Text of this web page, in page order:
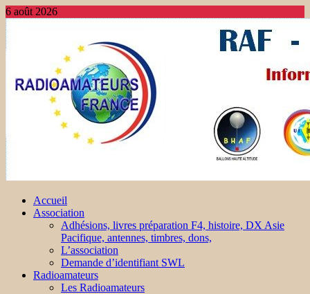
6 août 2026
Accueil
Association
Adhésions, livres préparation F4, histoire, DX Asie
Pacifique, antennes, timbres, dons,
L’association
Demande d’identifiant SWL
Radioamateurs
Les Radioamateurs